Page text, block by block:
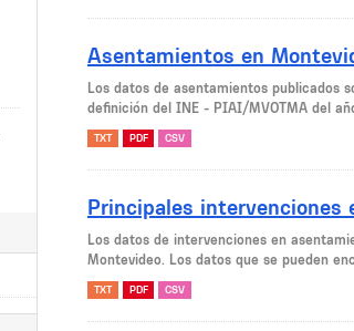
Asentamientos en
Los datos de asentamientos publicados
definición del INE - PIAI/MVOTMA del
TXT PDF CSV
Principales intervenciones
Los datos de intervenciones en
Montevideo. Los datos que se pueden
TXT PDF CSV